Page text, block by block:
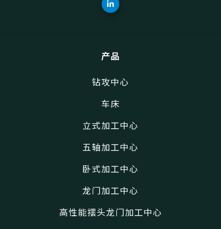
产品
钻攻中心
车床
立式加工中心
五轴加工中心
卧式加工中心
龙门加工中心
高性能摆头龙门加工中心